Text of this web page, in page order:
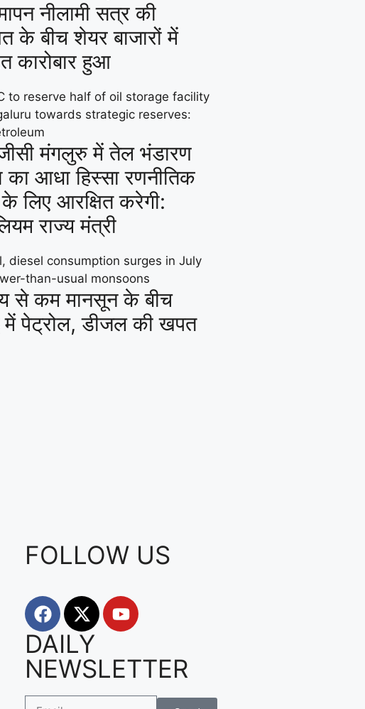
नीलामी सत्र की
के बीच शेयर बाजारों में
कारोबार हुआ
मंगलुरु में तेल भंडारण
का आधा हिस्सा रणनीतिक
लिए आरक्षित करेगी:
राज्य मंत्री
से कम मानसून के बीच
में पेट्रोल, डीजल की खपत
FOLLOW US
DAILY
NEWSLETTER